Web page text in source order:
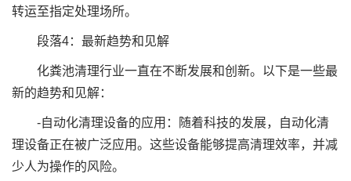
转运至指定处理场所。
段落4：最新趋势和见解
化粪池清理行业一直在不断发展和创新。以下是一些最
新的趋势和见解：
-自动化清理设备的应用：随着科技的发展，自动化清
理设备正在被广泛应用。这些设备能够提高清理效率，并减
少人为操作的风险。